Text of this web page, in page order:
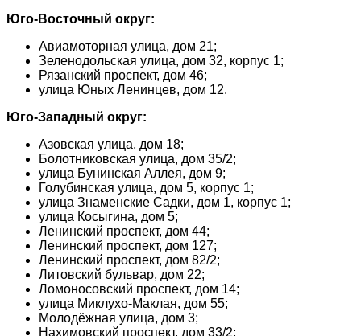
Юго-Восточный округ:
Авиамоторная улица, дом 21;
Зеленодольская улица, дом 32, корпус 1;
Рязанский проспект, дом 46;
улица Юных Ленинцев, дом 12.
Юго-Западный округ:
Азовская улица, дом 18;
Болотниковская улица, дом 35/2;
улица Бунинская Аллея, дом 9;
Голубинская улица, дом 5, корпус 1;
улица Знаменские Садки, дом 1, корпус 1;
улица Косыгина, дом 5;
Ленинский проспект, дом 44;
Ленинский проспект, дом 127;
Ленинский проспект, дом 82/2;
Литовский бульвар, дом 22;
Ломоносовский проспект, дом 14;
улица Миклухо-Маклая, дом 55;
Молодёжная улица, дом 3;
Нахимовский проспект, дом 33/2;